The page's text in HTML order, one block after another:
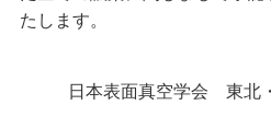
たします。
日本表面真空学会 東北